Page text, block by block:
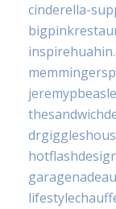
cinderella-